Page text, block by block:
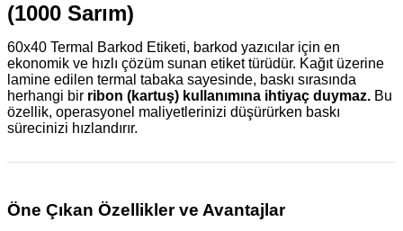
(1000 Sarım)
60x40 Termal Barkod Etiketi, barkod yazıcılar için en
ekonomik ve hızlı çözüm sunan etiket türüdür. Kağıt üzerine
lamine edilen termal tabaka sayesinde, baskı sırasında
herhangi bir ribon (kartuş) kullanımına ihtiyaç duymaz. Bu
özellik, operasyonel maliyetlerinizi düşürürken baskı
sürecinizi hızlandırır.
Öne Çıkan Özellikler ve Avantajlar